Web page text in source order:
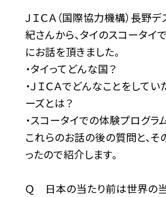
ＪＩＣＡ（国際協力機構）長野
紀さんから、タイのスコータイ
にお話を頂きました。
・タイってどんな国？
・ＪＩＣＡでどんなことをして
ーズとは？
・スコータイでの体験プログラ
これらのお話の後の質問と、
ったので紹介します。
Ｑ 日本の当たり前は世界の